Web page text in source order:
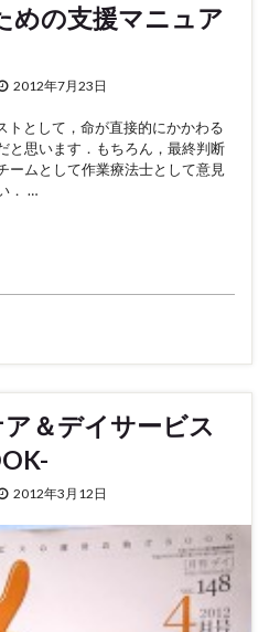
めの支援マニュア
2012年7月23日
トとして，命が直接的にかかわる
と思います．もちろん，最終判断
ームとして作業療法士として意見
． …
＆デイサービス
2012年3月12日